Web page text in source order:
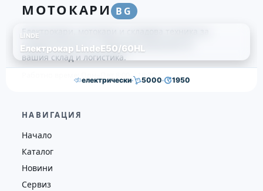
LINDE
Електрокар LindeE50/60HL
електрически 5000 1950
5065
МОТОКАРИ BG
Електрокари, мотокари и складова техника за
професионалисти. Надеждни решения за
вашия склад и логистика.
Работно време: Пон–Пет 8:00 – 18:30
НАВИГАЦИЯ
Начало
Каталог
Новини
Сервиз